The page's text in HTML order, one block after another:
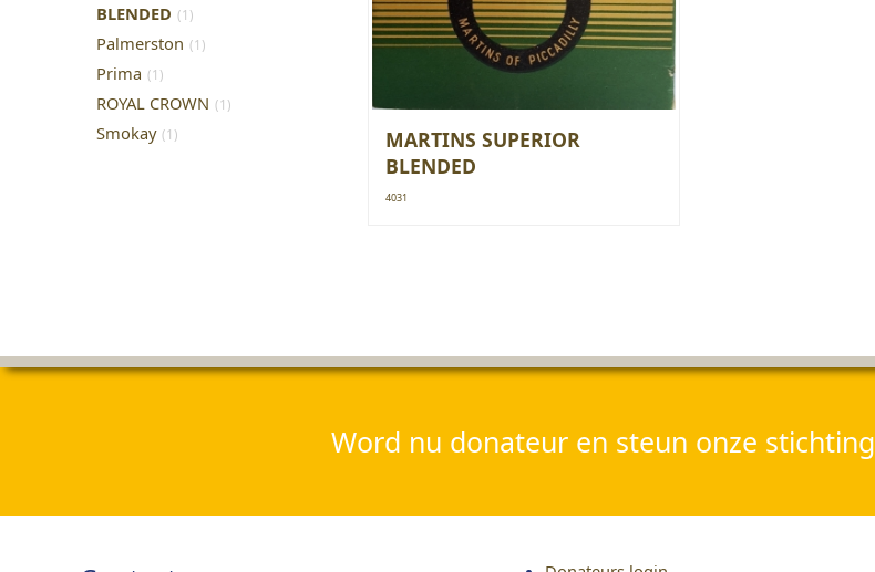
BLENDED (1)
Palmerston (1)
Prima (1)
ROYAL CROWN (1)
Smokay (1)
MARTINS SUPERIOR
BLENDED
4031
Word nu donateur en steun onze stichting